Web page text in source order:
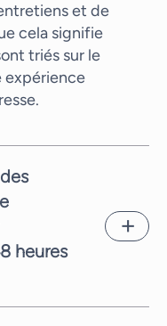
et de
cela signifie
triés sur le
expérience
heures